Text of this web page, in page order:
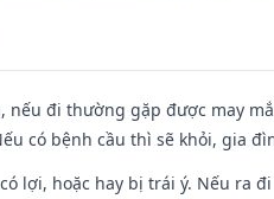
nếu đi thường gặp được may
có bệnh cầu thì sẽ khỏi, gia
lợi, hoặc hay bị trái ý. Nếu ra